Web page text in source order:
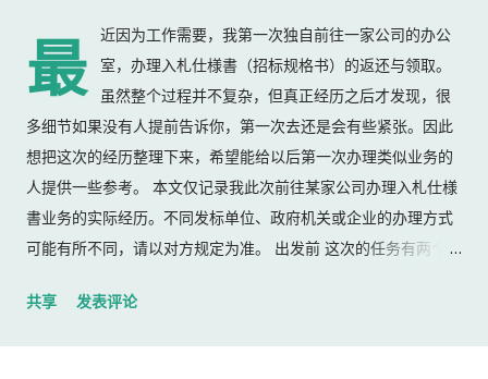
最
近因为工作需要，我第一次独自前往一家公司的办公
室，办理入札仕様書（招标规格书）的返还与领取。
虽然整个过程并不复杂，但真正经历之后才发现，很
多细节如果没有人提前告诉你，第一次去还是会有些紧张。因此
想把这次的经历整理下来，希望能给以后第一次办理类似业务的
人提供一些参考。 本文仅记录我此次前往某家公司办理入札仕様
書业务的实际经历。不同发标单位、政府机关或企业的办理方式
可能有所不同，请以对方规定为准。 出发前 这次的任务有两个：
入札仕様書 名片 当时我认为这样就足够了。 后来才发现，还有
共享 发表评论